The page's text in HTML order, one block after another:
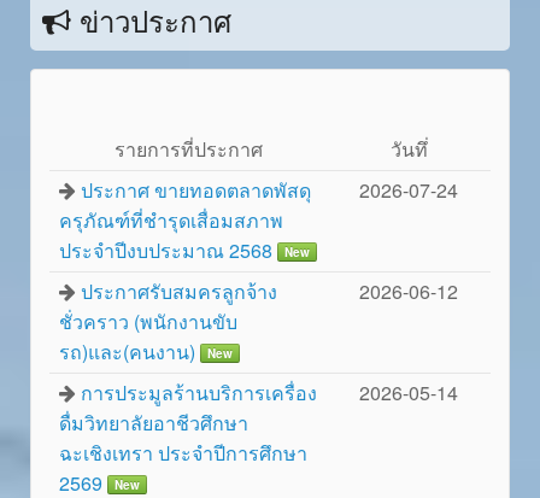
ข่าวประกาศ
รายการที่ประกาศ
วันทึ่
ประกาศ ขายทอดตลาดพัสดุ
ครุภัณฑ์ที่ชำรุดเสื่อมสภาพ
ประจำปีงบประมาณ 2568
New
2026-07-24
ประกาศรับสมครลูกจ้าง
ชั่วคราว (พนักงานขับ
รถ)และ(คนงาน)
New
2026-06-12
การประมูลร้านบริการเครื่อง
ดื่มวิทยาลัยอาชีวศึกษา
ฉะเชิงเทรา ประจำปีการศึกษา
2569
New
2026-05-14